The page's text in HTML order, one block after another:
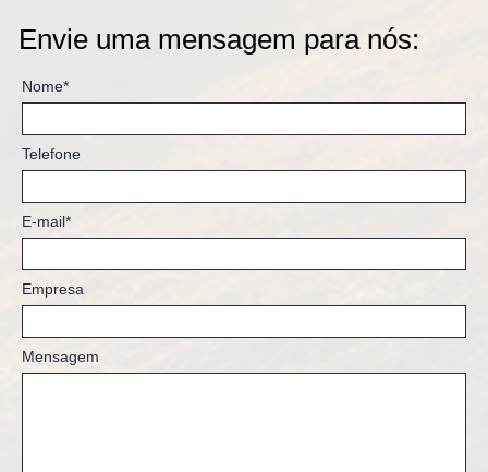
Envie uma mensagem para nós:
Nome*
Telefone
E-mail*
Empresa
Mensagem